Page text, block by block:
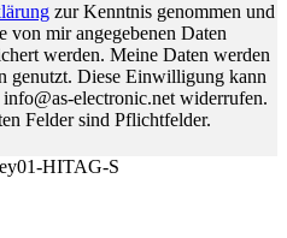
zur Kenntnis genommen und
von mir angegebenen Daten
werden. Meine Daten werden
genutzt. Diese Einwilligung kann
electronic.net widerrufen.
Felder sind Pflichtfelder.
HITAG-S